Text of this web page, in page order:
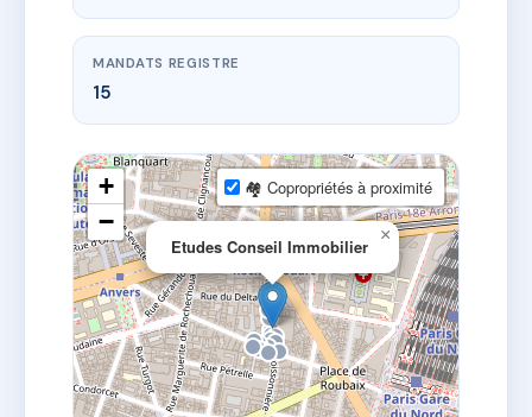
MANDATS REGISTRE
15
Etudes Conseil Immobilier
×
+
−
🏘 Copropriétés à proximité